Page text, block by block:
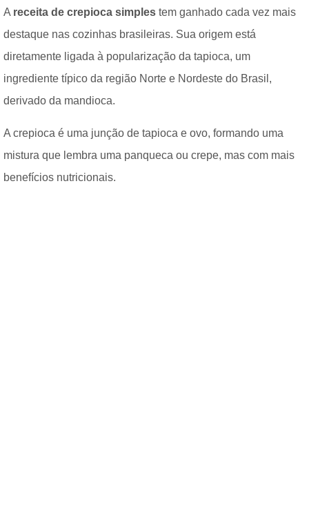
A receita de crepioca simples tem ganhado cada vez mais
destaque nas cozinhas brasileiras. Sua origem está
diretamente ligada à popularização da tapioca, um
ingrediente típico da região Norte e Nordeste do Brasil,
derivado da mandioca.
A crepioca é uma junção de tapioca e ovo, formando uma
mistura que lembra uma panqueca ou crepe, mas com mais
benefícios nutricionais.